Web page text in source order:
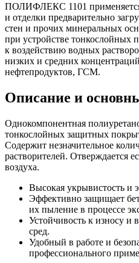
ПОЛИФЛЕКС 1101
и отделки предварительно
стен и прочих минеральных
при устройстве тонкослойных
к воздействию водных
низких и средних
нефтепродуктов, ГСМ.
Описание и
Однокомпонентная
тонкослойных защитных
Содержит незначительное
растворителей. Отверждается
воздуха.
Высокая укрывистость и
Эффективно защищает
их пыление в процессе
Устойчивость к износу и
сред.
Удобный в работе и
профессионального